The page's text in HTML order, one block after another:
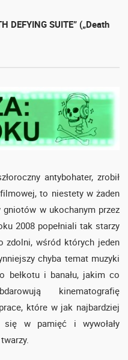
DEFYING SUITE” („Death
antybohater, zrobił
to niestety w żaden
w ukochanym przez
2008 popełniali tak starzy
zdolni, wśród których jeden
chyba temat muzyki
bełkotu i banału, jakim co
kinematografię
które w jak najbardziej
się w pamięć i wywołały